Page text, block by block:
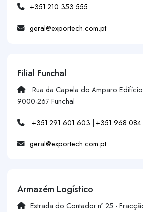
+351 210 353 555
geral@exportech.com.pt
Filial Funchal
Rua da Capela do Amparo
9000-267 Funchal
+351 291 601 603 | +351 968
geral@exportech.com.pt
Armazém Logístico
Estrada do Contador nº 25 -